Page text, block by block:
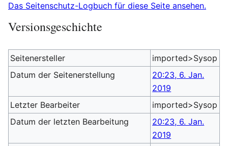
Das Seitenschutz-Logbuch für diese Seite ansehen.
Versionsgeschichte
Seitenersteller
imported>Sysop
Datum der Seitenerstellung
20:23, 6. Jan.
2019
Letzter Bearbeiter
imported>Sysop
Datum der letzten Bearbeitung
20:23, 6. Jan.
2019